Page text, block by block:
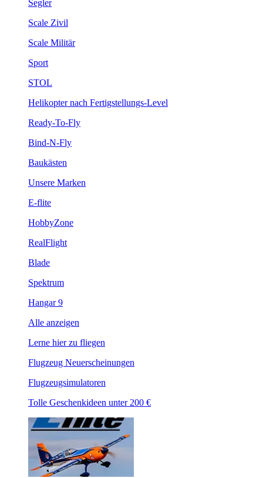
Segler
Scale Zivil
Scale Militär
Sport
STOL
Helikopter nach Fertigstellungs-Level
Ready-To-Fly
Bind-N-Fly
Baukästen
Unsere Marken
E-flite
HobbyZone
RealFlight
Blade
Spektrum
Hangar 9
Alle anzeigen
Lerne hier zu fliegen
Flugzeug Neuerscheinungen
Flugzeugsimulatoren
Tolle Geschenkideen unter 200 €